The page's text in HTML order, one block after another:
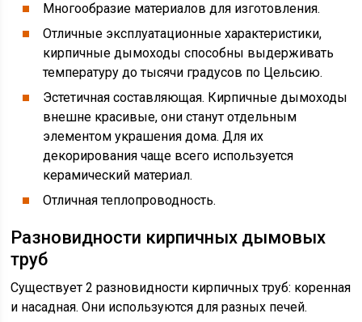
Многообразие материалов для изготовления.
Отличные эксплуатационные характеристики,
кирпичные дымоходы способны выдерживать
температуру до тысячи градусов по Цельсию.
Эстетичная составляющая. Кирпичные дымоходы
внешне красивые, они станут отдельным
элементом украшения дома. Для их
декорирования чаще всего используется
керамический материал.
Отличная теплопроводность.
Разновидности кирпичных дымовых
труб
Существует 2 разновидности кирпичных труб: коренная
и насадная. Они используются для разных печей.